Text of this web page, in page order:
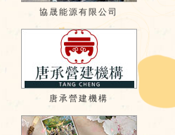
協晟能源有限公司
唐承營建機構